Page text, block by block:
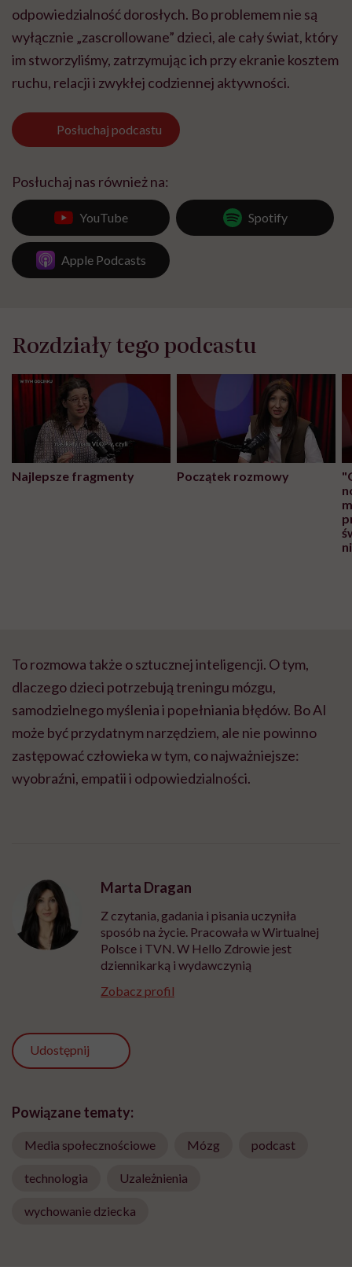
odpowiedzialność dorosłych. Bo problemem nie są
wyłącznie „zascrollowane” dzieci, ale cały świat, który
im stworzyliśmy, zatrzymując ich przy ekranie kosztem
ruchu, relacji i zwykłej codziennej aktywności.
Posłuchaj podcastu
Posłuchaj nas również na:
YouTube Spotify
Apple Podcasts
Rozdziały tego podcastu
Najlepsze fragmenty Początek rozmowy
To rozmowa także o sztucznej inteligencji. O tym,
dlaczego dzieci potrzebują treningu mózgu,
samodzielnego myślenia i popełniania błędów. Bo AI
może być przydatnym narzędziem, ale nie powinno
zastępować człowieka w tym, co najważniejsze:
wyobraźni, empatii i odpowiedzialności.
Marta Dragan
Z czytania, gadania i pisania uczyniła
sposób na życie. Pracowała w Wirtualnej
Polsce i TVN. W Hello Zdrowie jest
dziennikarką i wydawczynią
Zobacz profil
Udostępnij
Powiązane tematy:
Media społecznościowe Mózg podcast
technologia Uzależnienia
wychowanie dziecka